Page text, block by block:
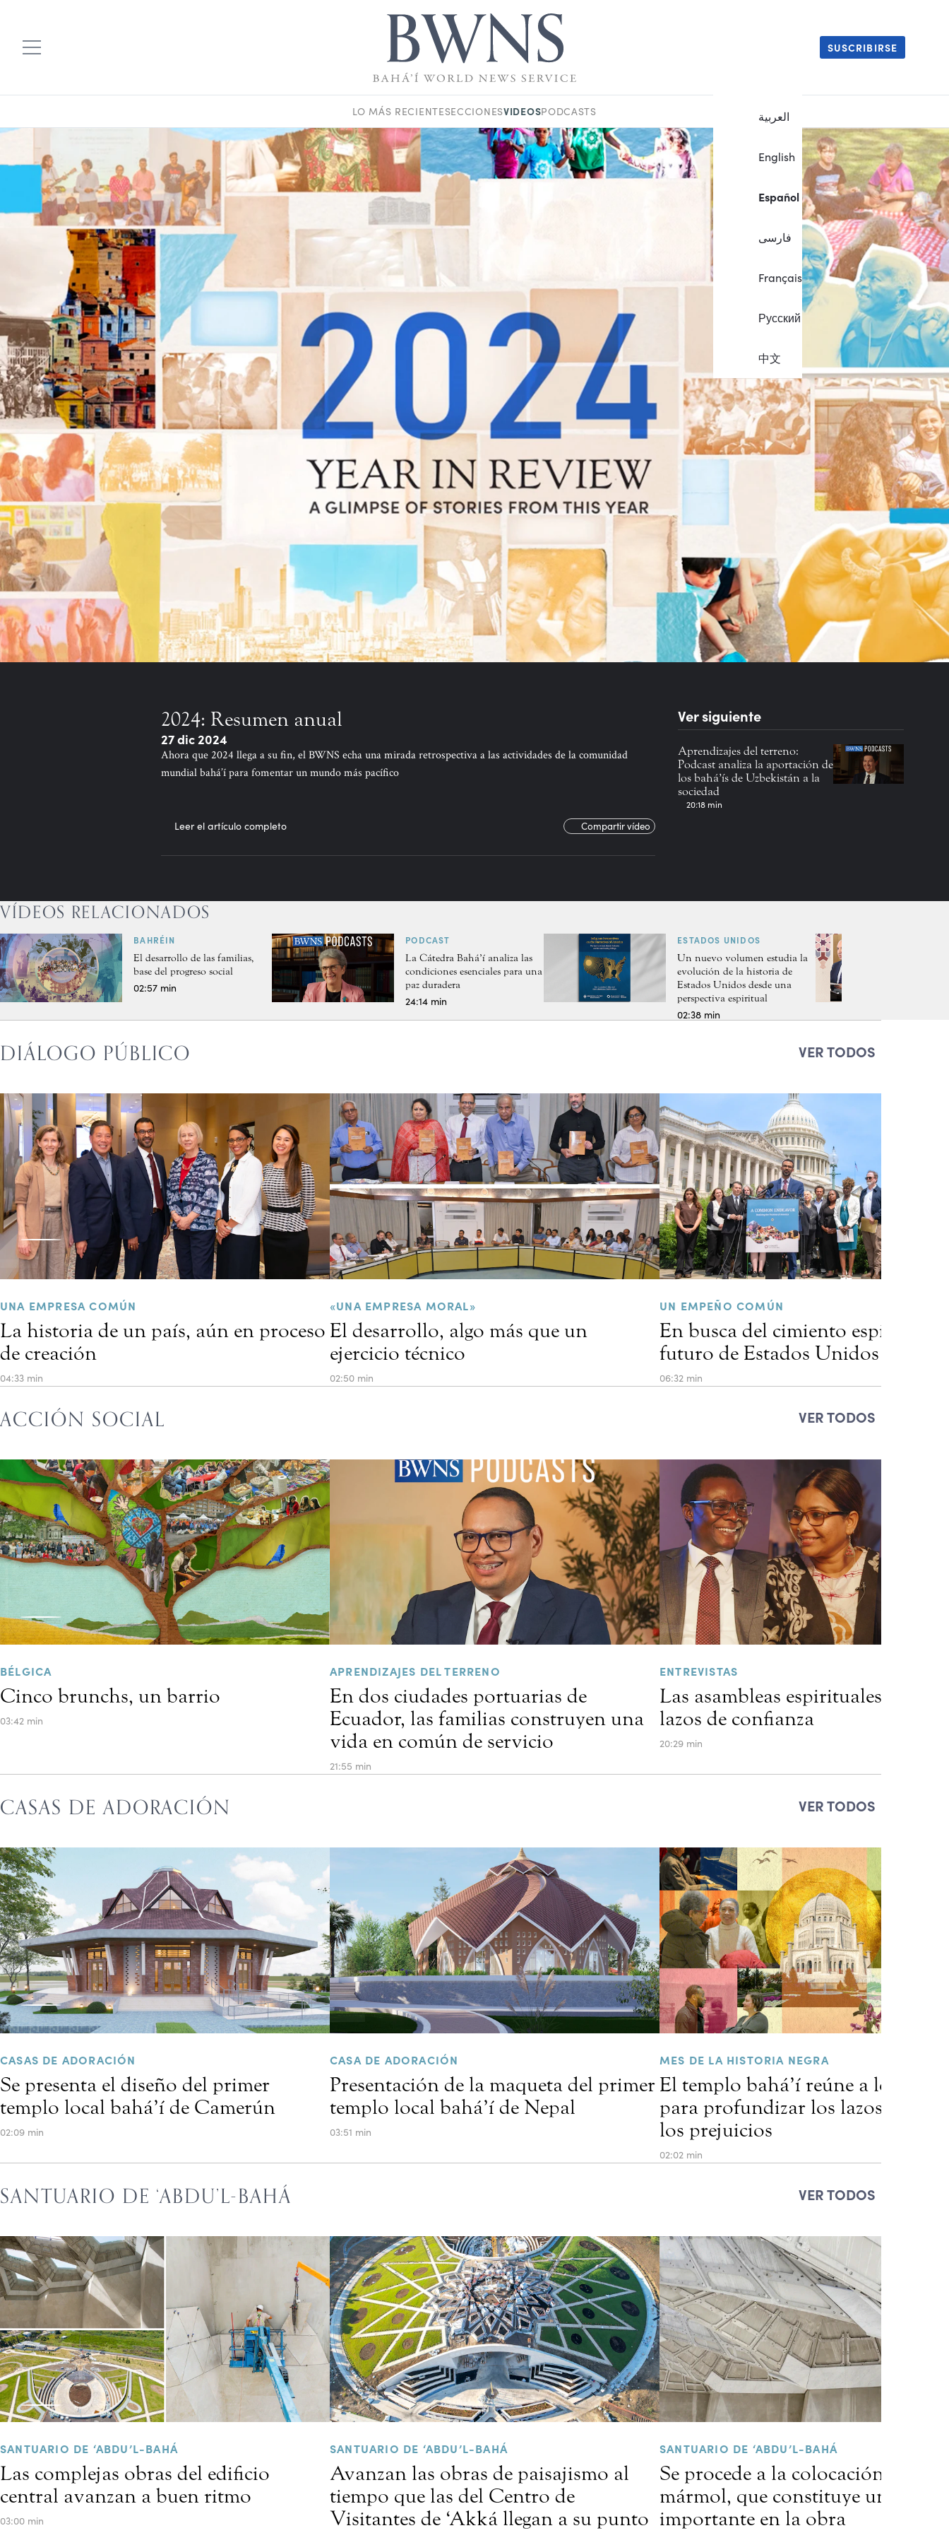
العربية
English
Español
فارسی
Français
Русский
中文
SUSCRIBIRSE
LO MÁS RECIENTESECCIONESVIDEOSPODCASTS
2024: Resumen anual
27 dic 2024
Ahora que 2024 llega a su fin, el BWNS echa una mirada retrospectiva a las actividades de la comunidad
mundial bahá’í para fomentar un mundo más pacífico
Leer el artículo completo Compartir vídeo
Ver siguiente
Aprendizajes del terreno:
Podcast analiza la aportación de
los bahá’ís de Uzbekistán a la
sociedad
20:18 min
VÍDEOS RELACIONADOS
BAHRÉIN
El desarrollo de las familias,
base del progreso social
02:57 min
PODCAST
La Cátedra Bahá’í analiza las
condiciones esenciales para una
paz duradera
24:14 min
ESTADOS UNIDOS
Un nuevo volumen estudia la
evolución de la historia de
Estados Unidos desde una
perspectiva espiritual
02:38 min
DIÁLOGO PÚBLICO VER TODOS
UNA EMPRESA COMÚN
La historia de un país, aún en proceso
de creación
04:33 min
«UNA EMPRESA MORAL»
El desarrollo, algo más que un
ejercicio técnico
02:50 min
UN EMPEÑO COMÚN
En busca del cimiento espiritual
futuro de Estados Unidos
06:32 min
ACCIÓN SOCIAL VER TODOS
BÉLGICA
Cinco brunchs, un barrio
03:42 min
APRENDIZAJES DEL TERRENO
En dos ciudades portuarias de
Ecuador, las familias construyen una
vida en común de servicio
21:55 min
ENTREVISTAS
Las asambleas espirituales
lazos de confianza
20:29 min
CASAS DE ADORACIÓN VER TODOS
CASAS DE ADORACIÓN
Se presenta el diseño del primer
templo local bahá’í de Camerún
02:09 min
CASA DE ADORACIÓN
Presentación de la maqueta del primer
templo local bahá’í de Nepal
03:51 min
MES DE LA HISTORIA NEGRA
El templo bahá’í reúne a los
para profundizar los lazos que
los prejuicios
02:02 min
SANTUARIO DE ‘ABDU’L-BAHÁ VER TODOS
SANTUARIO DE ‘ABDU’L-BAHÁ
Las complejas obras del edificio
central avanzan a buen ritmo
03:00 min
SANTUARIO DE ‘ABDU’L-BAHÁ
Avanzan las obras de paisajismo al
tiempo que las del Centro de
Visitantes de ‘Akká llegan a su punto
SANTUARIO DE ‘ABDU’L-BAHÁ
Se procede a la colocación del
mármol, que constituye un hito
importante en la obra